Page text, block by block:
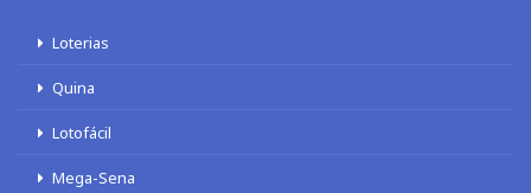
Loterias
Quina
Lotofácil
Mega-Sena